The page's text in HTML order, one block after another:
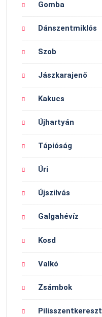
Gomba
Dánszentmiklós
Szob
Jászkarajenő
Kakucs
Újhartyán
Tápióság
Úri
Újszilvás
Galgahévíz
Kosd
Valkó
Zsámbok
Pilisszentkereszt